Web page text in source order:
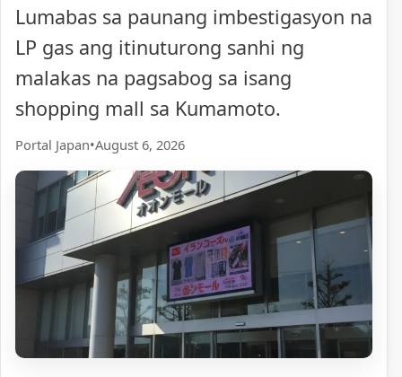
Lumabas sa paunang imbestigasyon na
LP gas ang itinuturong sanhi ng
malakas na pagsabog sa isang
shopping mall sa Kumamoto.
Portal Japan•August 6, 2026